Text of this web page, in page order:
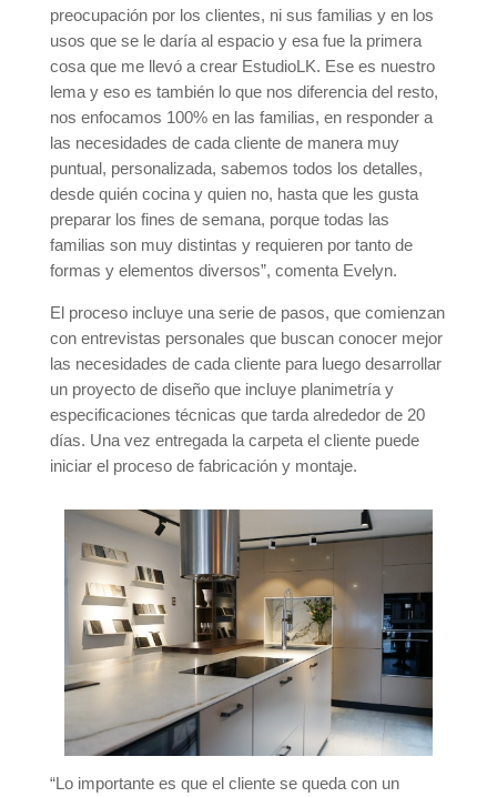
preocupación por los clientes, ni sus familias y en los
usos que se le daría al espacio y esa fue la primera
cosa que me llevó a crear EstudioLK. Ese es nuestro
lema y eso es también lo que nos diferencia del resto,
nos enfocamos 100% en las familias, en responder a
las necesidades de cada cliente de manera muy
puntual, personalizada, sabemos todos los detalles,
desde quién cocina y quien no, hasta que les gusta
preparar los fines de semana, porque todas las
familias son muy distintas y requieren por tanto de
formas y elementos diversos”, comenta Evelyn.
El proceso incluye una serie de pasos, que comienzan
con entrevistas personales que buscan conocer mejor
las necesidades de cada cliente para luego desarrollar
un proyecto de diseño que incluye planimetría y
especificaciones técnicas que tarda alrededor de 20
días. Una vez entregada la carpeta el cliente puede
iniciar el proceso de fabricación y montaje.
“Lo importante es que el cliente se queda con un